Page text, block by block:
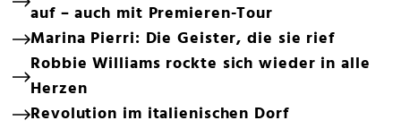
auf – auch mit Premieren-Tour
Marina Pierri: Die Geister, die sie rief
Robbie Williams rockte sich wieder in alle
Herzen
Revolution im italienischen Dorf